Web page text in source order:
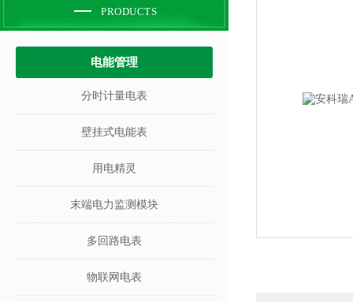
PRODUCTS
电能管理
分时计量电表
壁挂式电能表
用电精灵
末端电力监测模块
多回路电表
物联网电表